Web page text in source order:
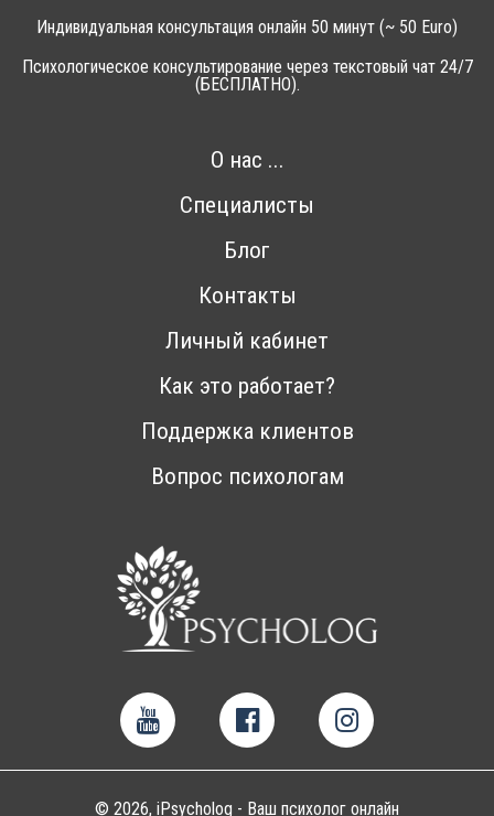
Индивидуальная консультация онлайн 50 минут (~ 50 Euro)
Психологическое консультирование через текстовый чат 24/7
(БЕСПЛАТНО).
О нас ...
Специалисты
Блог
Контакты
Личный кабинет
Как это работает?
Поддержка клиентов
Вопрос психологам
© 2026, iPsycholog - Ваш психолог онлайн